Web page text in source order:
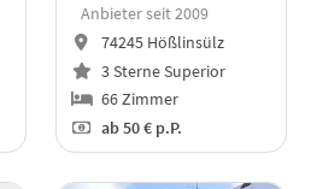
Anbieter seit 2009
74245 Hößlinsülz
3 Sterne Superior
66 Zimmer
ab50 € p.P.